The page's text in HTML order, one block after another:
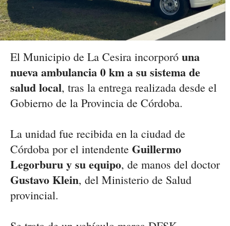
El Municipio de La Cesira incorporó una
nueva ambulancia 0 km a su sistema de
salud local, tras la entrega realizada desde el
Gobierno de la Provincia de Córdoba.
La unidad fue recibida en la ciudad de
Córdoba por el intendente Guillermo
Legorburu y su equipo, de manos del doctor
Gustavo Klein, del Ministerio de Salud
provincial.